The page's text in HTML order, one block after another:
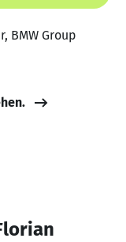
BMW Group